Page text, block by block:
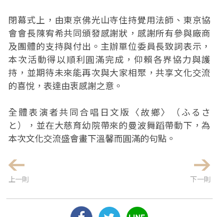
閉幕式上，由東京佛光山寺住持覺用法師、東京協
會會長陳宥希共同頒發感謝狀，感謝所有參與廠商
及團體的支持與付出。主辦單位委員長致詞表示，
本次活動得以順利圓滿完成，仰賴各界協力與護
持，並期待未來能再次與大家相聚，共享文化交流
的喜悅，表達由衷感謝之意。
全體表演者共同合唱日文版〈故鄉〉（ふるさ
と），並在大慈育幼院帶來的曼波舞蹈帶動下，為
本次文化交流盛會畫下溫馨而圓滿的句點。
上一則 下一則